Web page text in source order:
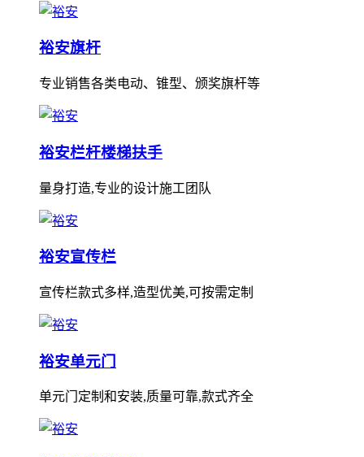
裕安旗杆
专业销售各类电动、锥型、颁奖旗杆等
裕安栏杆楼梯扶手
量身打造,专业的设计施工团队
裕安宣传栏
宣传栏款式多样,造型优美,可按需定制
裕安单元门
单元门定制和安装,质量可靠,款式齐全